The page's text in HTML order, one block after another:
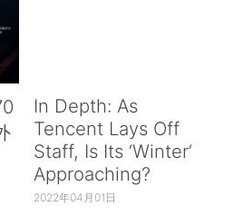
In Depth: As
Tencent Lays Off
Staff, Is Its ‘Winter’
Approaching?
2022年04月01日